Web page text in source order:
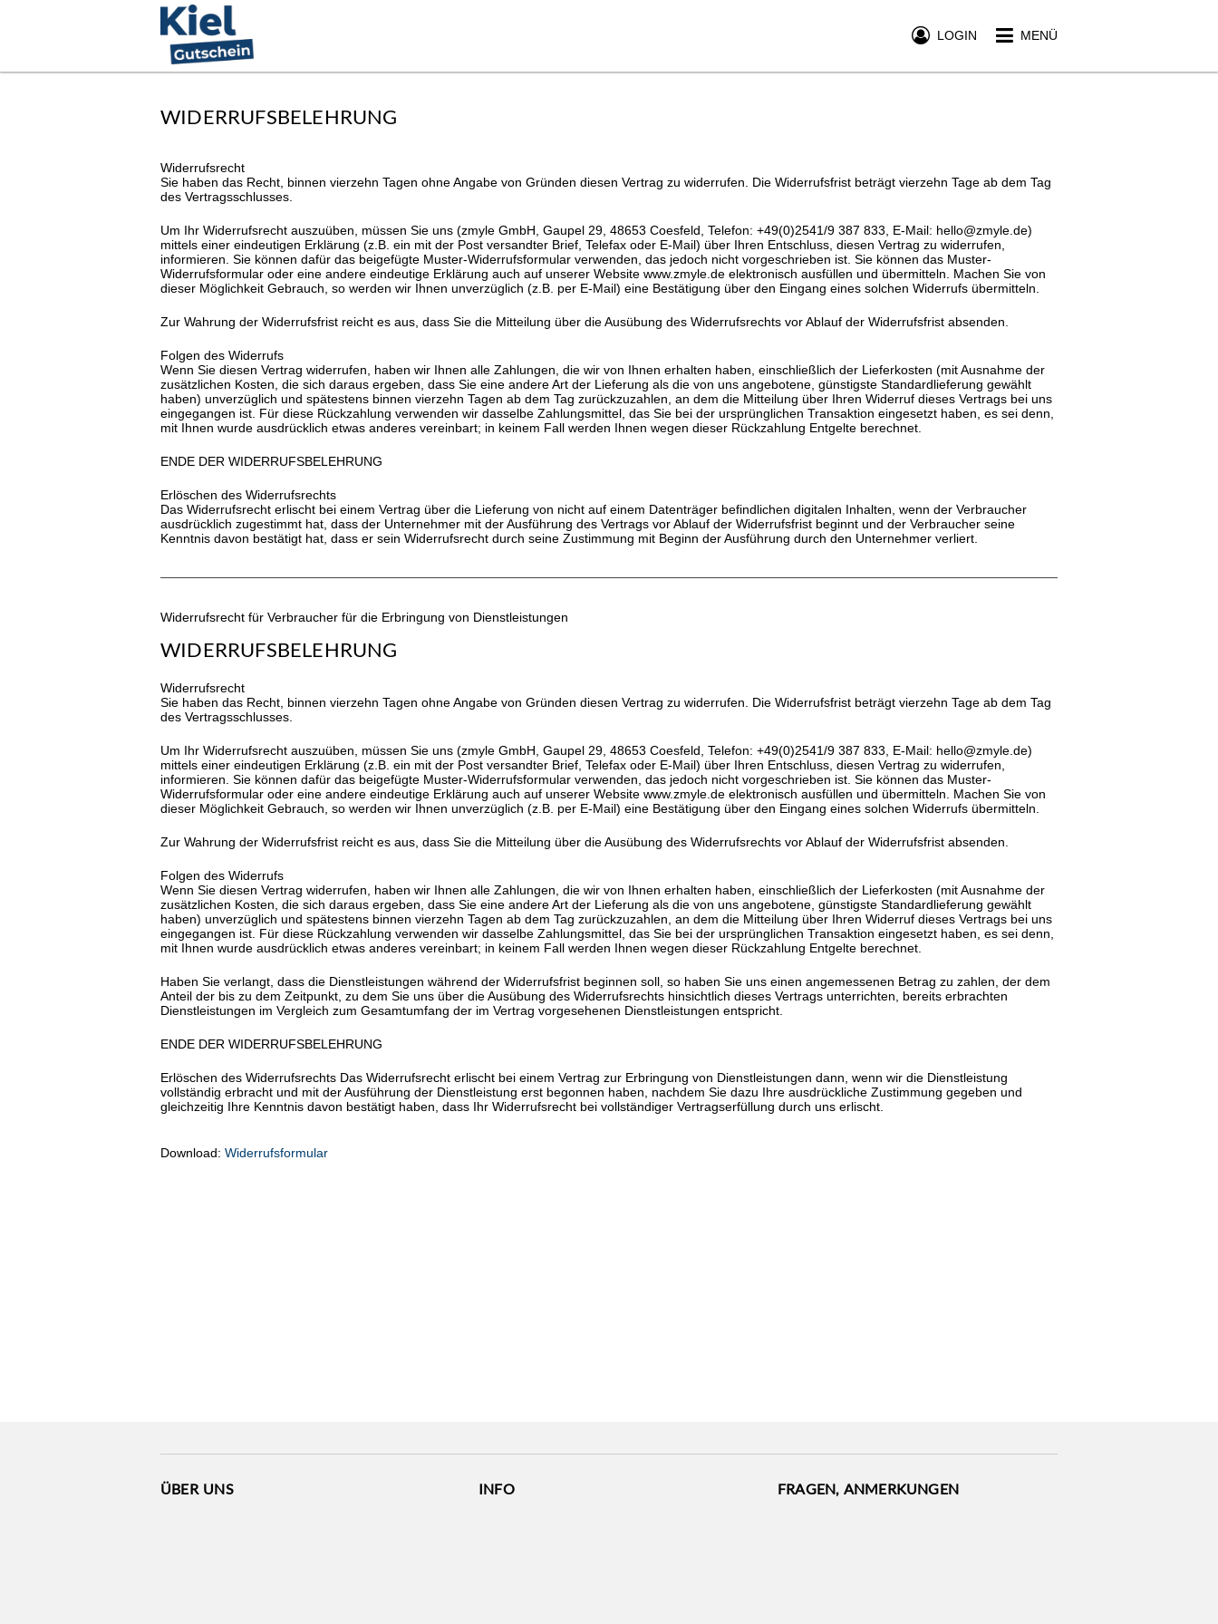
MENÜ
LOGIN
WIDERRUFSBELEHRUNG
Widerrufsrecht
Sie haben das Recht, binnen vierzehn Tagen ohne Angabe von Gründen diesen Vertrag zu widerrufen. Die Widerrufsfrist beträgt vierzehn Tage ab dem Tag
des Vertragsschlusses.
Um Ihr Widerrufsrecht auszuüben, müssen Sie uns (zmyle GmbH, Gaupel 29, 48653 Coesfeld, Telefon: +49(0)2541/9 387 833, E-Mail: hello@zmyle.de)
mittels einer eindeutigen Erklärung (z.B. ein mit der Post versandter Brief, Telefax oder E-Mail) über Ihren Entschluss, diesen Vertrag zu widerrufen,
informieren. Sie können dafür das beigefügte Muster-Widerrufsformular verwenden, das jedoch nicht vorgeschrieben ist. Sie können das Muster-
Widerrufsformular oder eine andere eindeutige Erklärung auch auf unserer Website www.zmyle.de elektronisch ausfüllen und übermitteln. Machen Sie von
dieser Möglichkeit Gebrauch, so werden wir Ihnen unverzüglich (z.B. per E-Mail) eine Bestätigung über den Eingang eines solchen Widerrufs übermitteln.
Zur Wahrung der Widerrufsfrist reicht es aus, dass Sie die Mitteilung über die Ausübung des Widerrufsrechts vor Ablauf der Widerrufsfrist absenden.
Folgen des Widerrufs
Wenn Sie diesen Vertrag widerrufen, haben wir Ihnen alle Zahlungen, die wir von Ihnen erhalten haben, einschließlich der Lieferkosten (mit Ausnahme der
zusätzlichen Kosten, die sich daraus ergeben, dass Sie eine andere Art der Lieferung als die von uns angebotene, günstigste Standardlieferung gewählt
haben) unverzüglich und spätestens binnen vierzehn Tagen ab dem Tag zurückzuzahlen, an dem die Mitteilung über Ihren Widerruf dieses Vertrags bei uns
eingegangen ist. Für diese Rückzahlung verwenden wir dasselbe Zahlungsmittel, das Sie bei der ursprünglichen Transaktion eingesetzt haben, es sei denn,
mit Ihnen wurde ausdrücklich etwas anderes vereinbart; in keinem Fall werden Ihnen wegen dieser Rückzahlung Entgelte berechnet.
ENDE DER WIDERRUFSBELEHRUNG
Erlöschen des Widerrufsrechts
Das Widerrufsrecht erlischt bei einem Vertrag über die Lieferung von nicht auf einem Datenträger befindlichen digitalen Inhalten, wenn der Verbraucher
ausdrücklich zugestimmt hat, dass der Unternehmer mit der Ausführung des Vertrags vor Ablauf der Widerrufsfrist beginnt und der Verbraucher seine
Kenntnis davon bestätigt hat, dass er sein Widerrufsrecht durch seine Zustimmung mit Beginn der Ausführung durch den Unternehmer verliert.
Widerrufsrecht für Verbraucher für die Erbringung von Dienstleistungen
WIDERRUFSBELEHRUNG
Widerrufsrecht
Sie haben das Recht, binnen vierzehn Tagen ohne Angabe von Gründen diesen Vertrag zu widerrufen. Die Widerrufsfrist beträgt vierzehn Tage ab dem Tag
des Vertragsschlusses.
Um Ihr Widerrufsrecht auszuüben, müssen Sie uns (zmyle GmbH, Gaupel 29, 48653 Coesfeld, Telefon: +49(0)2541/9 387 833, E-Mail: hello@zmyle.de)
mittels einer eindeutigen Erklärung (z.B. ein mit der Post versandter Brief, Telefax oder E-Mail) über Ihren Entschluss, diesen Vertrag zu widerrufen,
informieren. Sie können dafür das beigefügte Muster-Widerrufsformular verwenden, das jedoch nicht vorgeschrieben ist. Sie können das Muster-
Widerrufsformular oder eine andere eindeutige Erklärung auch auf unserer Website www.zmyle.de elektronisch ausfüllen und übermitteln. Machen Sie von
dieser Möglichkeit Gebrauch, so werden wir Ihnen unverzüglich (z.B. per E-Mail) eine Bestätigung über den Eingang eines solchen Widerrufs übermitteln.
Zur Wahrung der Widerrufsfrist reicht es aus, dass Sie die Mitteilung über die Ausübung des Widerrufsrechts vor Ablauf der Widerrufsfrist absenden.
Folgen des Widerrufs
Wenn Sie diesen Vertrag widerrufen, haben wir Ihnen alle Zahlungen, die wir von Ihnen erhalten haben, einschließlich der Lieferkosten (mit Ausnahme der
zusätzlichen Kosten, die sich daraus ergeben, dass Sie eine andere Art der Lieferung als die von uns angebotene, günstigste Standardlieferung gewählt
haben) unverzüglich und spätestens binnen vierzehn Tagen ab dem Tag zurückzuzahlen, an dem die Mitteilung über Ihren Widerruf dieses Vertrags bei uns
eingegangen ist. Für diese Rückzahlung verwenden wir dasselbe Zahlungsmittel, das Sie bei der ursprünglichen Transaktion eingesetzt haben, es sei denn,
mit Ihnen wurde ausdrücklich etwas anderes vereinbart; in keinem Fall werden Ihnen wegen dieser Rückzahlung Entgelte berechnet.
Haben Sie verlangt, dass die Dienstleistungen während der Widerrufsfrist beginnen soll, so haben Sie uns einen angemessenen Betrag zu zahlen, der dem
Anteil der bis zu dem Zeitpunkt, zu dem Sie uns über die Ausübung des Widerrufsrechts hinsichtlich dieses Vertrags unterrichten, bereits erbrachten
Dienstleistungen im Vergleich zum Gesamtumfang der im Vertrag vorgesehenen Dienstleistungen entspricht.
ENDE DER WIDERRUFSBELEHRUNG
Erlöschen des Widerrufsrechts Das Widerrufsrecht erlischt bei einem Vertrag zur Erbringung von Dienstleistungen dann, wenn wir die Dienstleistung
vollständig erbracht und mit der Ausführung der Dienstleistung erst begonnen haben, nachdem Sie dazu Ihre ausdrückliche Zustimmung gegeben und
gleichzeitig Ihre Kenntnis davon bestätigt haben, dass Ihr Widerrufsrecht bei vollständiger Vertragserfüllung durch uns erlischt.
Download: Widerrufsformular
ÜBER UNS INFO FRAGEN, ANMERKUNGEN